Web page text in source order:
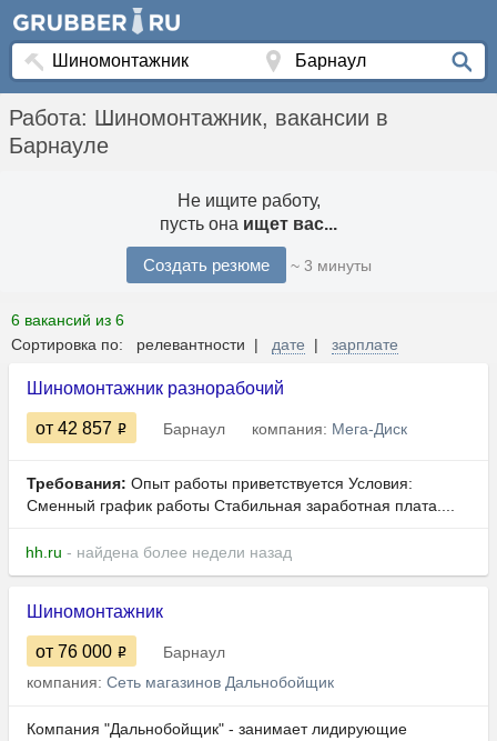
Работа: Шиномонтажник, вакансии в
Барнауле
Не ищите работу,
пусть она ищет вас...
Создать резюме ~ 3 минуты
6 вакансий из 6
Сортировка по: релевантности | дате | зарплате
Шиномонтажник разнорабочий
от 42 857 Барнаул компания: Мега-Диск
Требования: Опыт работы приветствуется Условия:
Сменный график работы Стабильная заработная плата....
hh.ru - найдена более недели назад
Шиномонтажник
от 76 000
Барнаул
компания: Сеть магазинов Дальнобойщик
Компания "Дальнобойщик" - занимает лидирующие